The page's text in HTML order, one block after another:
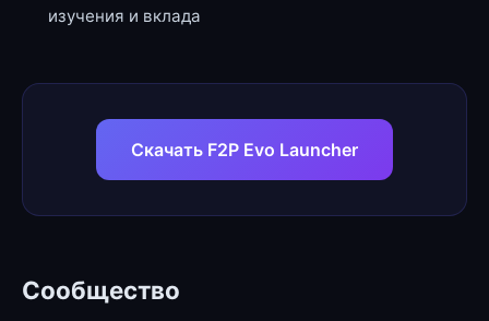
изучения и вклада
Скачать F2P Evo Launcher
Сообщество